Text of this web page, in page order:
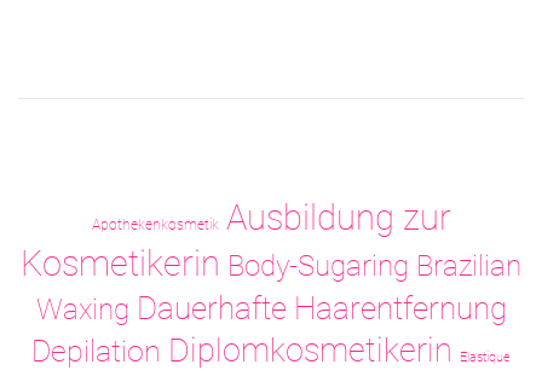
Apothekenkosmetik Ausbildung zur
Kosmetikerin Body-Sugaring Brazilian
Waxing Dauerhafte Haarentfernung
Depilation Diplomkosmetikerin Elastique